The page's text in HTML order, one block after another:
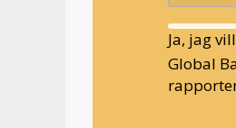
Ja, jag
Global